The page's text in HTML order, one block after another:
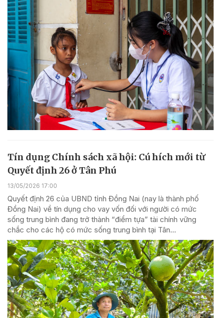
Tín dụng Chính sách xã hội: Cú hích mới từ
Quyết định 26 ở Tân Phú
13/05/2026 17:00
Quyết định 26 của UBND tỉnh Đồng Nai (nay là thành phố
Đồng Nai) về tín dụng cho vay vốn đối với người có mức
sống trung bình đang trở thành “điểm tựa” tài chính vững
chắc cho các hộ có mức sống trung bình tại Tân...